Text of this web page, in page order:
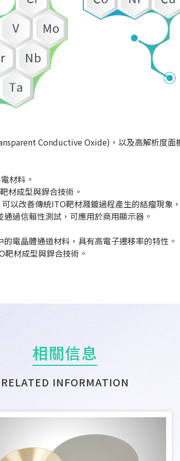
Conductive Oxide)，以及高解析度
材料。
材成型與銲合技術。
以改善傳統ITO靶材濺鍍過程產生的結瘤現象
過信賴性測試，可應用於商用顯示器。
電晶體通道材料，具有高電子遷移率的特性。
材成型與銲合技術。
相關信息
RELATED INFORMATION